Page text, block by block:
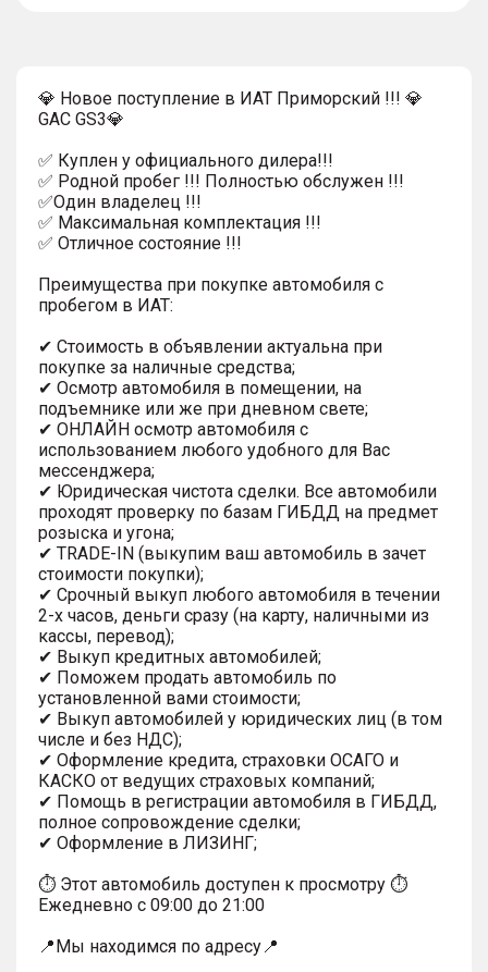
💎 Новое поступление в ИАТ Приморский !!! 💎
GAC GS3💎
✅ Куплен у официального дилера!!!
✅ Родной пробег !!! Полностью обслужен !!!
✅Один владелец !!!
✅ Максимальная комплектация !!!
✅ Отличное состояние !!!
Преимущества при покупке автомобиля с
пробегом в ИАТ:
✔ Стоимость в объявлении актуальна при
покупке за наличные средства;
✔ Осмотр автомобиля в помещении, на
подъемнике или же при дневном свете;
✔ ОНЛАЙН осмотр автомобиля с
использованием любого удобного для Вас
мессенджера;
✔ Юридическая чистота сделки. Все автомобили
проходят проверку по базам ГИБДД на предмет
розыска и угона;
✔ TRADE-IN (выкупим ваш автомобиль в зачет
стоимости покупки);
✔ Срочный выкуп любого автомобиля в течении
2-х часов, деньги сразу (на карту, наличными из
кассы, перевод);
✔ Выкуп кредитных автомобилей;
✔ Поможем продать автомобиль по
установленной вами стоимости;
✔ Выкуп автомобилей у юридических лиц (в том
числе и без НДС);
✔ Оформление кредита, страховки ОСАГО и
КАСКО от ведущих страховых компаний;
✔ Помощь в регистрации автомобиля в ГИБДД,
полное сопровождение сделки;
✔ Оформление в ЛИЗИНГ;
⏱ Этот автомобиль доступен к просмотру ⏱
Ежедневно с 09:00 до 21:00
📍Мы находимся по адресу📍